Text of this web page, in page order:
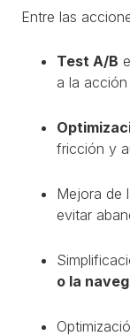
Entre las
Test A/B
a la
fricción y
Mejora de
evitar
o la